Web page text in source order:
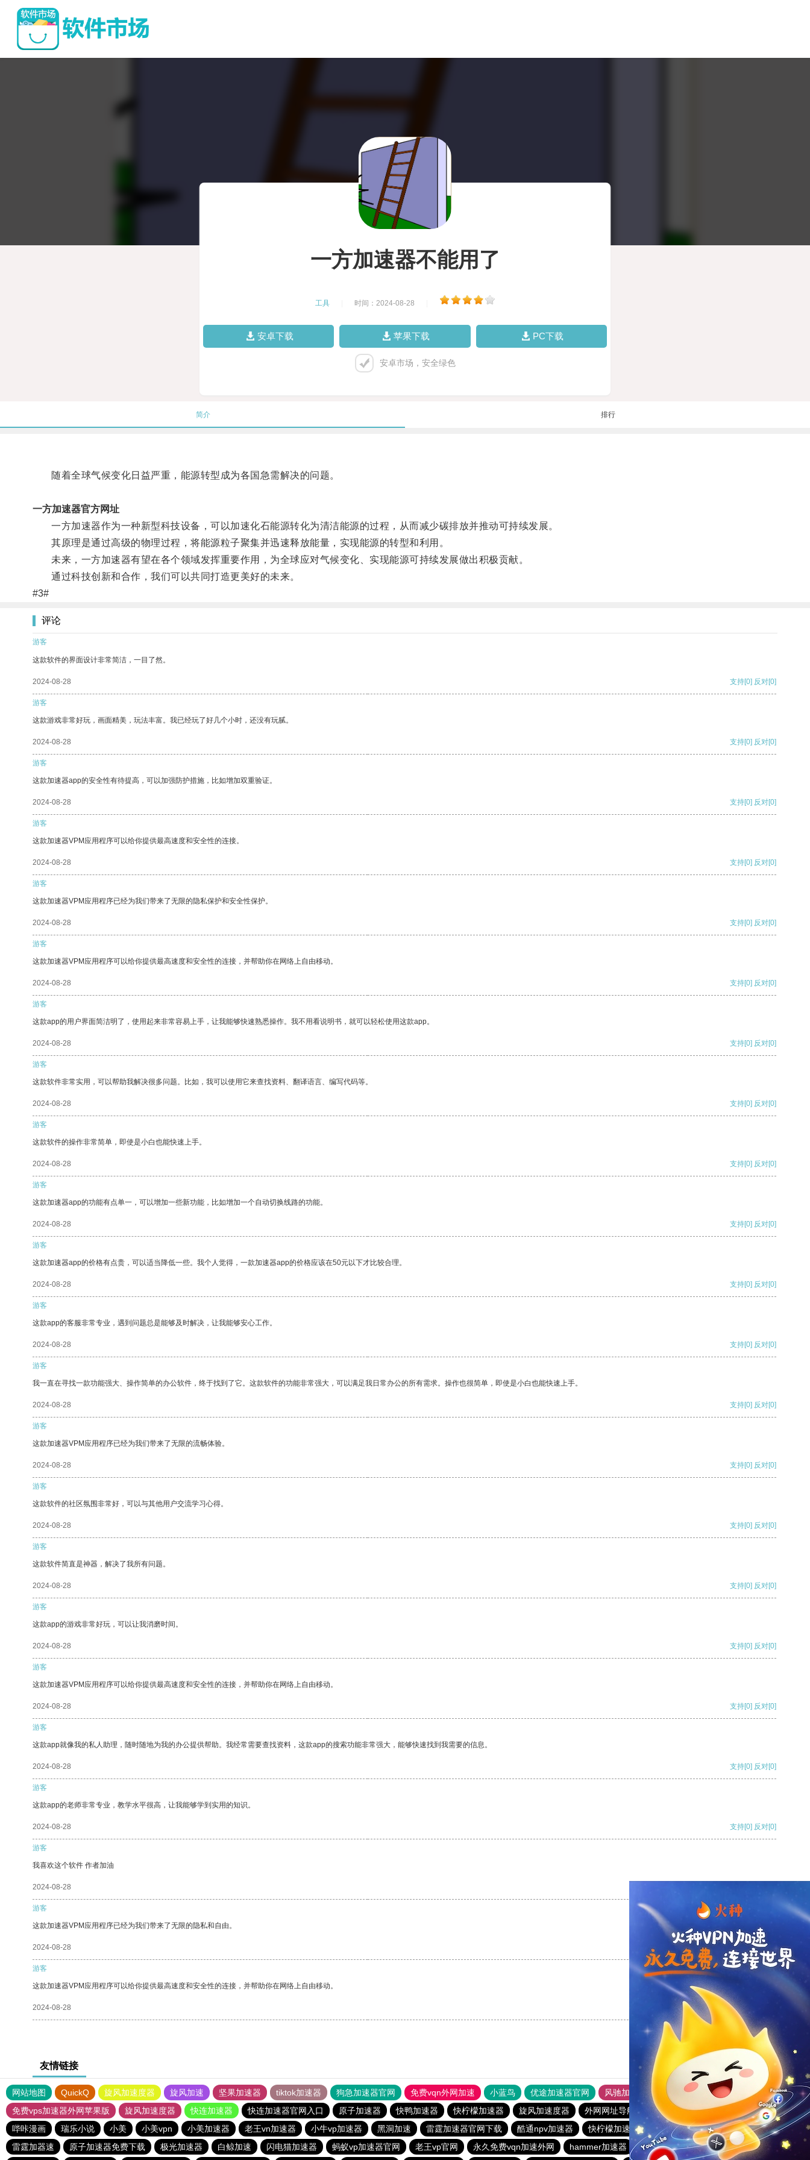
一方加速器不能用了
工具 时间：2024-08-28
安卓下载 苹果下载 PC下载
安卓市场，安全绿色
简介 排行
随着全球气候变化日益严重，能源转型成为各国急需解决的问题。
一方加速器官方网址
一方加速器作为一种新型科技设备，可以加速化石能源转化为清洁能源的过程，从而减少碳排放并推动可持续发展。
其原理是通过高级的物理过程，将能源粒子聚集并迅速释放能量，实现能源的转型和利用。
未来，一方加速器有望在各个领域发挥重要作用，为全球应对气候变化、实现能源可持续发展做出积极贡献。
通过科技创新和合作，我们可以共同打造更美好的未来。
#3#
评论
游客
这款软件的界面设计非常简洁，一目了然。
2024-08-28 支持[0] 反对[0]
游客
这款游戏非常好玩，画面精美，玩法丰富。我已经玩了好几个小时，还没有玩腻。
2024-08-28 支持[0] 反对[0]
游客
这款加速器app的安全性有待提高，可以加强防护措施，比如增加双重验证。
2024-08-28 支持[0] 反对[0]
游客
这款加速器VPM应用程序可以给你提供最高速度和安全性的连接。
2024-08-28 支持[0] 反对[0]
游客
这款加速器VPM应用程序已经为我们带来了无限的隐私保护和安全性保护。
2024-08-28 支持[0] 反对[0]
游客
这款加速器VPM应用程序可以给你提供最高速度和安全性的连接，并帮助你在网络上自由移动。
2024-08-28 支持[0] 反对[0]
游客
这款app的用户界面简洁明了，使用起来非常容易上手，让我能够快速熟悉操作。我不用看说明书，就可以轻松使用这款app。
2024-08-28 支持[0] 反对[0]
游客
这款软件非常实用，可以帮助我解决很多问题。比如，我可以使用它来查找资料、翻译语言、编写代码等。
2024-08-28 支持[0] 反对[0]
游客
这款软件的操作非常简单，即使是小白也能快速上手。
2024-08-28 支持[0] 反对[0]
游客
这款加速器app的功能有点单一，可以增加一些新功能，比如增加一个自动切换线路的功能。
2024-08-28 支持[0] 反对[0]
游客
这款加速器app的价格有点贵，可以适当降低一些。我个人觉得，一款加速器app的价格应该在50元以下才比较合理。
2024-08-28 支持[0] 反对[0]
游客
这款app的客服非常专业，遇到问题总是能够及时解决，让我能够安心工作。
2024-08-28 支持[0] 反对[0]
游客
我一直在寻找一款功能强大、操作简单的办公软件，终于找到了它。这款软件的功能非常强大，可以满足我日常办公的所有需求。操作也很简单，即使是小白也能快速上手。
2024-08-28 支持[0] 反对[0]
游客
这款加速器VPM应用程序已经为我们带来了无限的流畅体验。
2024-08-28 支持[0] 反对[0]
游客
这款软件的社区氛围非常好，可以与其他用户交流学习心得。
2024-08-28 支持[0] 反对[0]
游客
这款软件简直是神器，解决了我所有问题。
2024-08-28 支持[0] 反对[0]
游客
这款app的游戏非常好玩，可以让我消磨时间。
2024-08-28 支持[0] 反对[0]
游客
这款加速器VPM应用程序可以给你提供最高速度和安全性的连接，并帮助你在网络上自由移动。
2024-08-28 支持[0] 反对[0]
游客
这款app就像我的私人助理，随时随地为我的办公提供帮助。我经常需要查找资料，这款app的搜索功能非常强大，能够快速找到我需要的信息。
2024-08-28 支持[0] 反对[0]
游客
这款app的老师非常专业，教学水平很高，让我能够学到实用的知识。
2024-08-28 支持[0] 反对[0]
游客
我喜欢这个软件 作者加油
2024-08-28
游客
这款加速器VPM应用程序已经为我们带来了无限的隐私和自由。
2024-08-28 支持 [0] 反对 [0]
游客
这款加速器VPM应用程序可以给你提供最高速度和安全性的连接，并帮助你在网络上自由移动。
2024-08-28 支持
友情链接
网站地图 QuickQ 旋风加速度器 旋风加速 坚果加速器 tiktok加速器 狗急加速器官网 免费vqn外网加速 小蓝鸟 优途加速器官网 风驰加速器
旋风加速器
免费vps加速器外网苹果版
旋风加速度器 快连加速器 快连加速器官网入口 原子加速器 快鸭加速器 快柠檬加速器 旋风加速度器 外网网址导航 软件中心 雷霆加速
狂飙加速器
哔咔漫画
瑞乐小说 小美 小美vpn 小美加速器 老王vn加速器 小牛vp加速器 黑洞加速 雷霆加速器官网下载 酷通npv加速器 快柠檬加速器
免费梯子加速器app七天
雷霆加器速
原子加速器免费下载 极光加速器 白鲸加速 闪电猫加速器 蚂蚁vp加速器官网 老王vp官网 永久免费vqn加速外网 hammer加速器 快连加速器app
vp加速器官网